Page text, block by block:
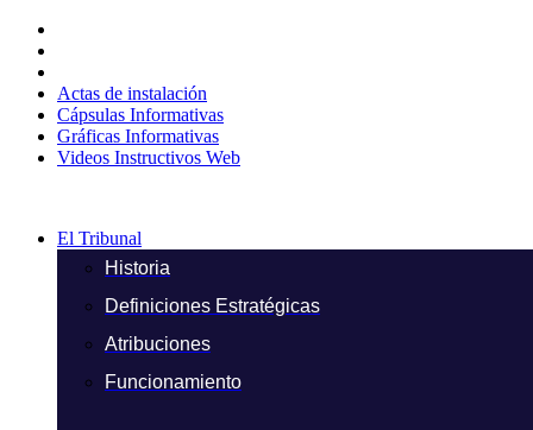
contenido
Actas de instalación
Cápsulas Informativas
Gráficas Informativas
Videos Instructivos Web
El Tribunal
Historia
Definiciones Estratégicas
Atribuciones
Funcionamiento